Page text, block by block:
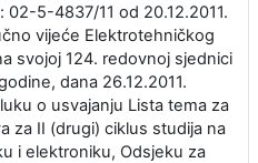
5-4837/11 od 20.12.2011.
vijeće Elektrotehničkog
svojoj 124. redovnoj sjednici
dana 26.12.2011.
o usvajanju Lista tema za
za II (drugi) ciklus studija na
i elektroniku, Odsjeku za